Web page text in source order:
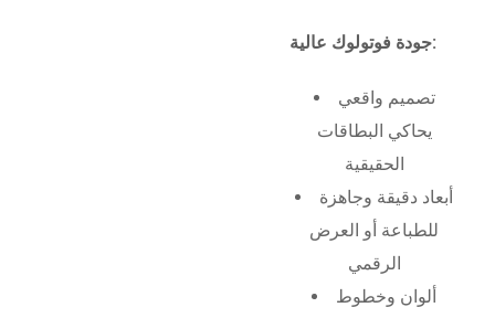
جودة فوتولوك عالية:
تصميم واقعي
يحاكي البطاقات
الحقيقية
أبعاد دقيقة وجاهزة
للطباعة أو العرض
الرقمي
ألوان وخطوط